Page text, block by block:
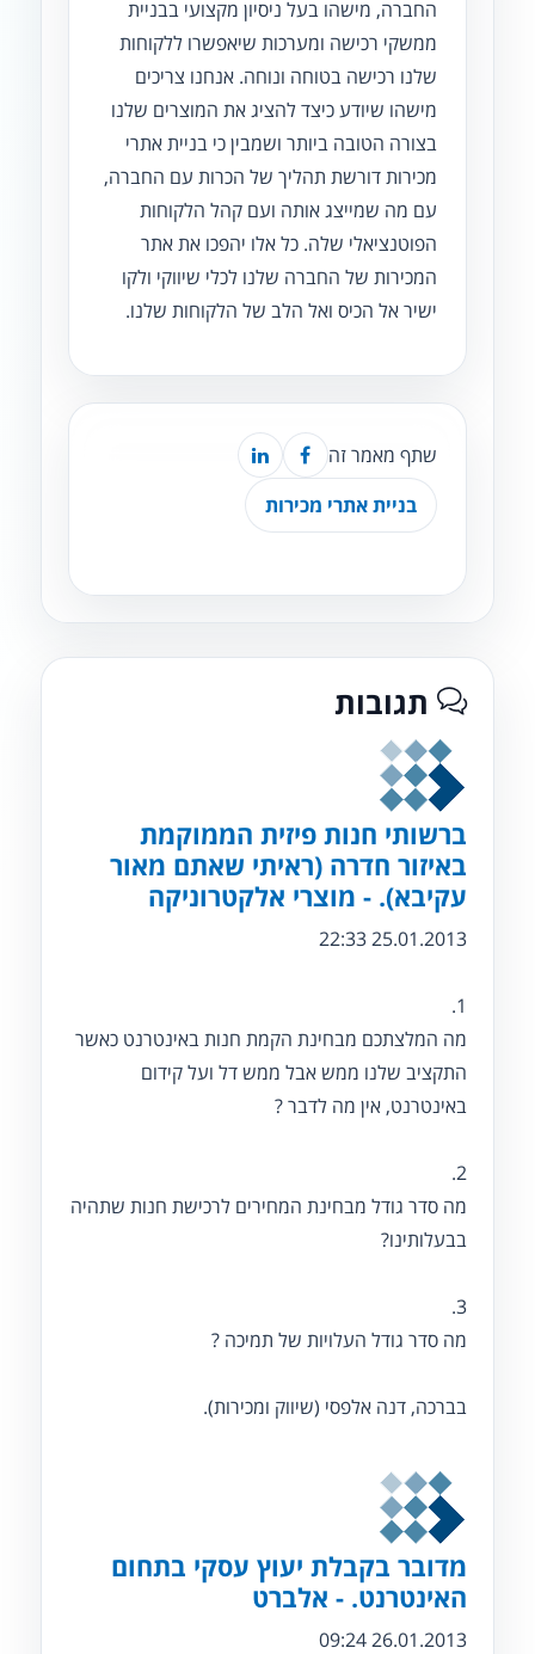
החברה, מישהו בעל ניסיון מקצועי בבניית
ממשקי רכישה ומערכות שיאפשרו ללקוחות
שלנו רכישה בטוחה ונוחה. אנחנו צריכים
מישהו שיודע כיצד להציג את המוצרים שלנו
בצורה הטובה ביותר ושמבין כי בניית אתרי
מכירות דורשת תהליך של הכרות עם החברה,
עם מה שמייצג אותה ועם קהל הלקוחות
הפוטנציאלי שלה. כל אלו יהפכו את אתר
המכירות של החברה שלנו לכלי שיווקי ולקו
ישיר אל הכיס ואל הלב של הלקוחות שלנו.
שתף מאמר זה
בניית אתרי מכירות
תגובות
ברשותי חנות פיזית הממוקמת
באיזור חדרה (ראיתי שאתם מאור
עקיבא). - מוצרי אלקטרוניקה
25.01.2013 22:33
1.
מה המלצתכם מבחינת הקמת חנות באינטרנט כאשר
התקציב שלנו ממש אבל ממש דל ועל קידום
באינטרנט, אין מה לדבר ?
2.
מה סדר גודל מבחינת המחירים לרכישת חנות שתהיה
בבעלותינו?
3.
מה סדר גודל העלויות של תמיכה ?
בברכה, דנה אלפסי (שיווק ומכירות).
מדובר בקבלת יעוץ עסקי בתחום
האינטרנט. - אלברט
26.01.2013 09:24